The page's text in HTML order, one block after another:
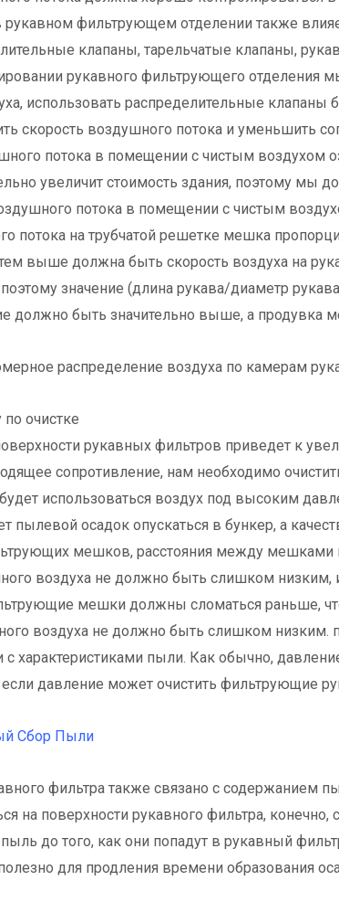
рукавном фильтрующем отделении также
клапаны, тарельчатые клапаны,
рукавного фильтрующего отделения
использовать распределительные
скорость воздушного потока и уменьшить
потока в помещении с чистым воздухом
увеличит стоимость здания, поэтому
потока в помещении с чистым
потока на трубчатой решетке мешка
выше должна быть скорость воздуха на
значение (длина рукава/диаметр
должно быть значительно выше, а продувка
распределение воздуха по камерам
по очистке
рукавных фильтров приведет к
сопротивление, нам необходимо
использоваться воздух под высоким
пылевой осадок опускаться в бункер, а
мешков, расстояния между
воздуха не должно быть слишком
мешки должны сломаться раньше,
воздуха не должно быть слишком
с характеристиками пыли. Как обычно,
если давление может очистить фильтрующие
Сбор Пыли
фильтра также связано с
на поверхности рукавного фильтра,
до того, как они попадут в рукавный
для продления времени образования